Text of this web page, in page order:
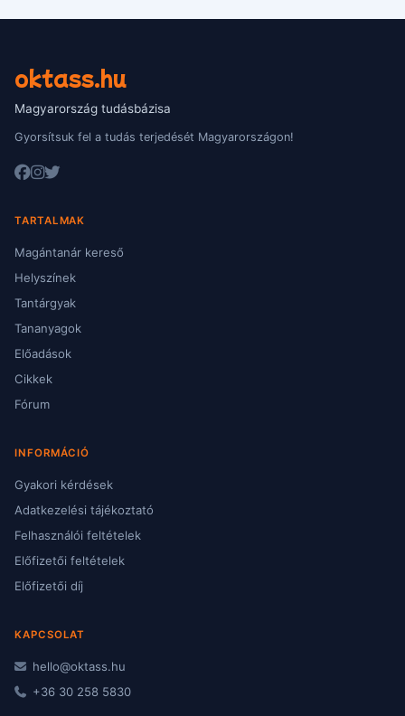
oktass.hu
Magyarország tudásbázisa
Gyorsítsuk fel a tudás terjedését Magyarországon!
TARTALMAK
Magántanár kereső
Helyszínek
Tantárgyak
Tananyagok
Előadások
Cikkek
Fórum
INFORMÁCIÓ
Gyakori kérdések
Adatkezelési tájékoztató
Felhasználói feltételek
Előfizetői feltételek
Előfizetői díj
KAPCSOLAT
hello@oktass.hu
+36 30 258 5830